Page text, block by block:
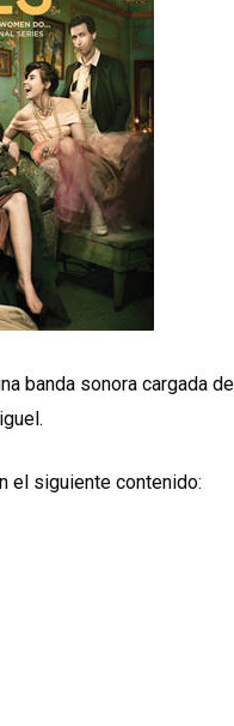
banda sonora cargada
el siguiente contenido: